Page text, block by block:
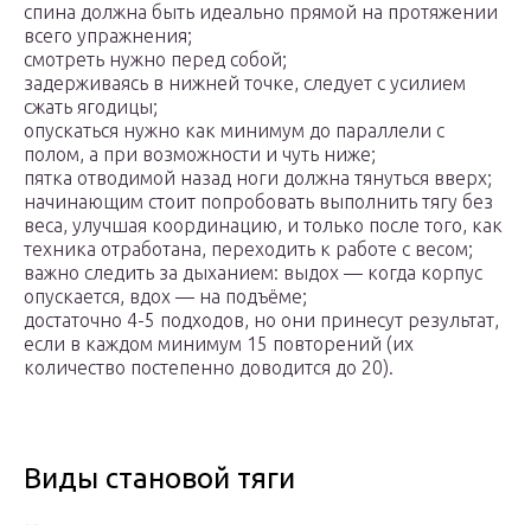
спина должна быть идеально прямой на протяжении
всего упражнения;
смотреть нужно перед собой;
задерживаясь в нижней точке, следует с усилием
сжать ягодицы;
опускаться нужно как минимум до параллели с
полом, а при возможности и чуть ниже;
пятка отводимой назад ноги должна тянуться вверх;
начинающим стоит попробовать выполнить тягу без
веса, улучшая координацию, и только после того, как
техника отработана, переходить к работе с весом;
важно следить за дыханием: выдох — когда корпус
опускается, вдох — на подъёме;
достаточно 4-5 подходов, но они принесут результат,
если в каждом минимум 15 повторений (их
количество постепенно доводится до 20).
Виды становой тяги